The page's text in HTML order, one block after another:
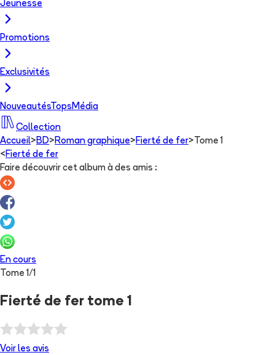
Jeunesse
Promotions
Exclusivités
NouveautésTops Média
Collection
Accueil> BD> Roman graphique> Fierté de fer> Tome 1
< Fierté de fer
Faire découvrir cet album à des amis :
En cours
Tome1/1
Fierté de fer tome 1
Voir les avis